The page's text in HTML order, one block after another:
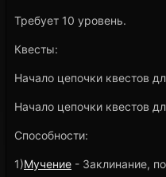
Требует 10 уровень.
Квесты:
Начало цепочки квестов
Начало цепочки квестов
Способности:
1)Мучение - Заклинание,